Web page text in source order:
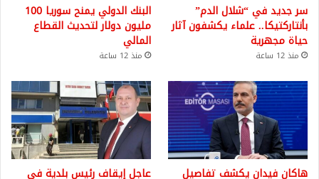
سر جديد في “شلال الدم”
بأنتاركتيكا.. علماء يكشفون آثار
حياة مجهرية
منذ 12 ساعة
البنك الدولي يمنح سوريا 100
مليون دولار لتحديث القطاع
المالي
منذ 12 ساعة
هاكان فيدان يكشف تفاصيل عاجل إيقاف رئيس بلدية في